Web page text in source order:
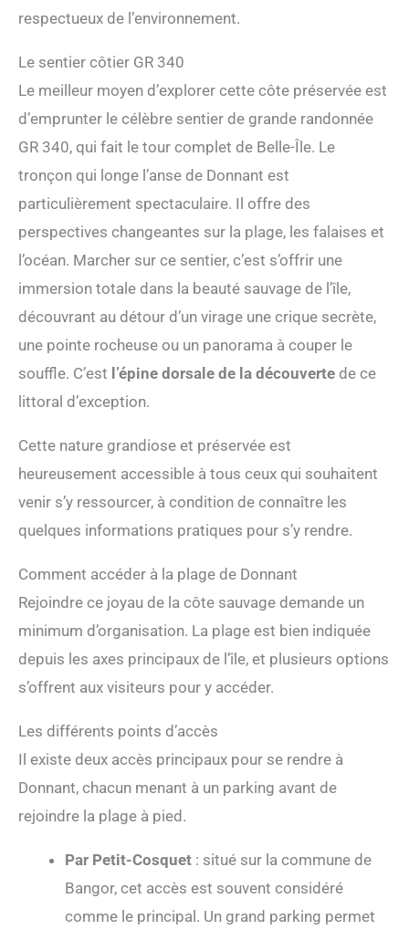
respectueux de l’environnement.
Le sentier côtier GR 340
Le meilleur moyen d’explorer cette côte préservée est
d’emprunter le célèbre sentier de grande randonnée
GR 340, qui fait le tour complet de Belle-Île. Le
tronçon qui longe l’anse de Donnant est
particulièrement spectaculaire. Il offre des
perspectives changeantes sur la plage, les falaises et
l’océan. Marcher sur ce sentier, c’est s’offrir une
immersion totale dans la beauté sauvage de l’île,
découvrant au détour d’un virage une crique secrète,
une pointe rocheuse ou un panorama à couper le
souffle. C’est l’épine dorsale de la découverte de ce
littoral d’exception.
Cette nature grandiose et préservée est
heureusement accessible à tous ceux qui souhaitent
venir s’y ressourcer, à condition de connaître les
quelques informations pratiques pour s’y rendre.
Comment accéder à la plage de Donnant
Rejoindre ce joyau de la côte sauvage demande un
minimum d’organisation. La plage est bien indiquée
depuis les axes principaux de l’île, et plusieurs options
s’offrent aux visiteurs pour y accéder.
Les différents points d’accès
Il existe deux accès principaux pour se rendre à
Donnant, chacun menant à un parking avant de
rejoindre la plage à pied.
Par Petit-Cosquet : situé sur la commune de
Bangor, cet accès est souvent considéré
comme le principal. Un grand parking permet